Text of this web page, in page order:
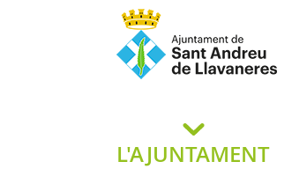
L'AJUNTAMENT